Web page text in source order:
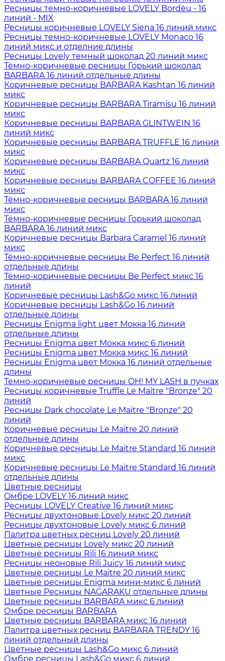
Ресницы темно-коричневые LOVELY Bordèu - 16
линий - MIX
Ресницы коричневые LOVELY Siena 16 линий микс
Ресницы темно-коричневые LOVELY Monaco 16
линий микс и отделние длины
Ресницы Lovely темный шоколад 20 линий микс
Тёмно-коричневые ресницы Горький шоколад
BARBARA 16 линий отдельные длины
Коричневые ресницы BARBARA Kashtan 16 линий
микс
Коричневые ресницы BARBARA Tiramisu 16 линий
микс
Коричневые ресницы BARBARA GLINTWEIN 16
линий микс
Коричневые ресницы BARBARA TRUFFLE 16 линий
микс
Коричневые ресницы BARBARA Quartz 16 линий
микс
Коричневые ресницы BARBARA COFFEE 16 линий
микс
Тёмно-коричневые ресницы BARBARA 16 линий
микс
Тёмно-коричневые ресницы Горький шоколад
BARBARA 16 линий микс
Коричневые ресницы Barbara Caramel 16 линий
микс
Тёмно-коричневые ресницы Be Perfect 16 линий
отдельные длины
Тёмно-коричневые ресницы Be Perfect микс 16
линий
Коричневые ресницы Lash&Go микс 16 линий
Коричневые ресницы Lash&Go 16 линий
отдельные длины
Ресницы Enigma light цвет Мокка 16 линий
отдельные длины
Ресницы Enigma цвет Мокка микс 6 линий
Ресницы Enigma цвет Мокка микс 16 линий
Ресницы Enigma цвет Мокка 16 линий отдельные
длины
Темно-коричневые ресницы OH! MY LASH в пучках
Ресницы коричневые Truffle Le Maitre "Bronze" 20
линий
Ресницы Dark chocolate Le Maitre "Bronze" 20
линий
Коричневые ресницы Le Maitre 20 линий
отдельные длины
Коричневые ресницы Le Maitre Standard 16 линий
микс
Коричневые ресницы Le Maitre Standard 16 линий
отдельные длины
Цветные ресницы
Oмбре LOVELY 16 линий микс
Ресницы LOVELY Creative 16 линий микс
Ресницы двухтоновые Lovely микс 20 линий
Ресницы двухтоновые Lovely микс 6 линий
Палитра цветных ресниц Lovely 20 линий
Цветные ресницы Lovely микс 20 линий
Цветные ресницы Rili 16 линий микс
Ресницы неоновые Rili Juicy 16 линий микс
Цветные ресницы Le Maitre 20 линий микс
Цветные ресницы Enigma мини-микс 6 линий
Цветные Ресницы NAGARAKU отдельные длины
Цветные ресницы BARBARA микс 6 линий
Омбре ресницы BARBARA
Цветные ресницы BARBARA микс 16 линий
Палитра цветных ресниц BARBARA TRENDY 16
линий отдельный длины
Цветные ресницы Lash&Go микс 6 линий
Омбре ресницы Lash&Go микс 6 линий